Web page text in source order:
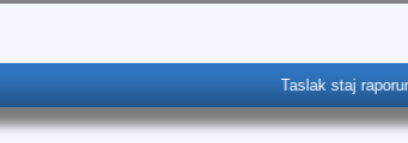
Taslak staj raporunun